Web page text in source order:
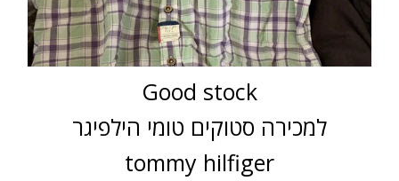
Good stock
למכירה סטוקים טומי הילפיגר
tommy hilfiger